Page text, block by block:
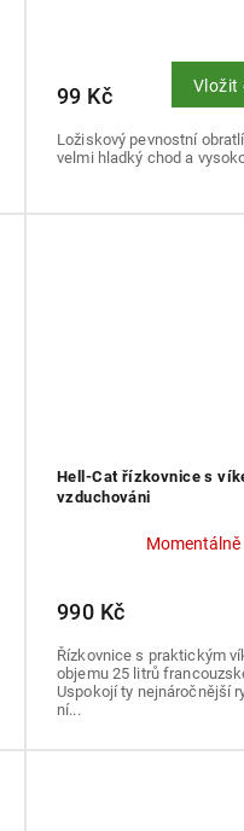
99 Kč Vložit
Ložiskový pevnostní
velmi hladký chod a
Hell-Cat řízkovnice s
vzduchováni
990 Kč
Řízkovnice s praktickým
objemu 25 litrů
Uspokojí ty nejnáročnější
ní...